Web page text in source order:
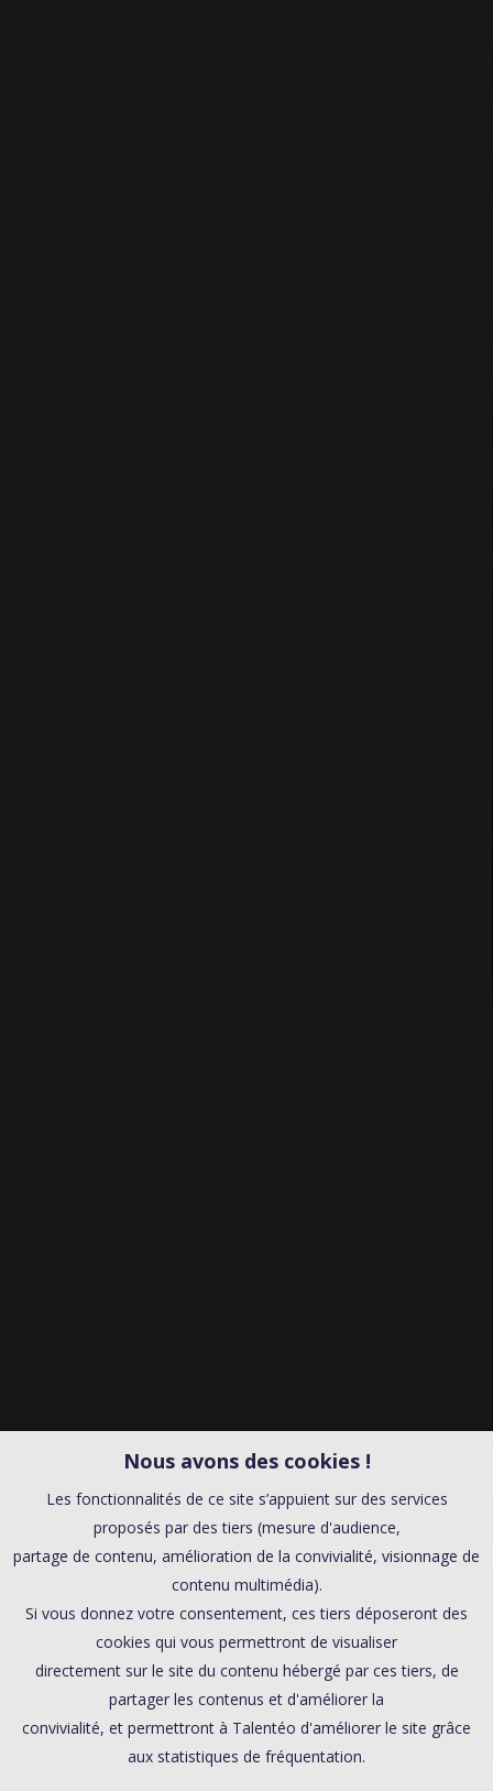
Nous avons des cookies !
Les fonctionnalités de ce site s’appuient sur des services
proposés par des tiers (mesure d'audience,
partage de contenu, amélioration de la convivialité, visionnage de
contenu multimédia).
Si vous donnez votre consentement, ces tiers déposeront des
cookies qui vous permettront de visualiser
directement sur le site du contenu hébergé par ces tiers, de
partager les contenus et d'améliorer la
convivialité, et permettront à Talentéo d'améliorer le site grâce
aux statistiques de fréquentation.